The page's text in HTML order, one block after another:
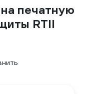
печатную
RTII